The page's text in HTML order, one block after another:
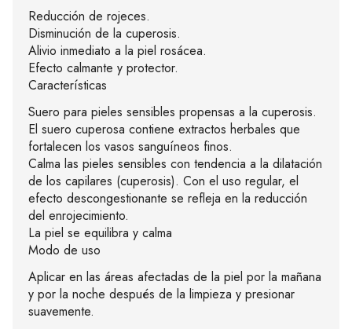
Reducción de rojeces.
Disminución de la cuperosis.
Alivio inmediato a la piel rosácea.
Efecto calmante y protector.
Características
Suero para pieles sensibles propensas a la cuperosis.
El suero cuperosa contiene extractos herbales que
fortalecen los vasos sanguíneos finos.
Calma las pieles sensibles con tendencia a la dilatación
de los capilares (cuperosis). Con el uso regular, el
efecto descongestionante se refleja en la reducción
del enrojecimiento.
La piel se equilibra y calma
Modo de uso
Aplicar en las áreas afectadas de la piel por la mañana
y por la noche después de la limpieza y presionar
suavemente.